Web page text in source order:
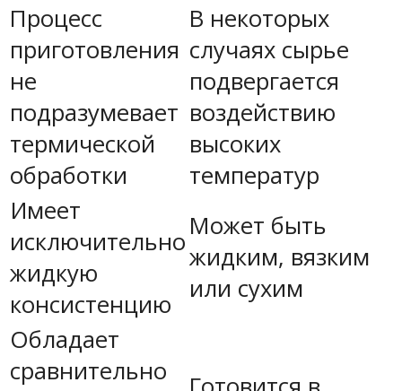
Процесс
приготовления
не
подразумевает
термической
обработки
В некоторых
случаях сырье
подвергается
воздействию
высоких
температур
Имеет
исключительно
жидкую
консистенцию
Может быть
жидким, вязким
или сухим
Обладает
сравнительно